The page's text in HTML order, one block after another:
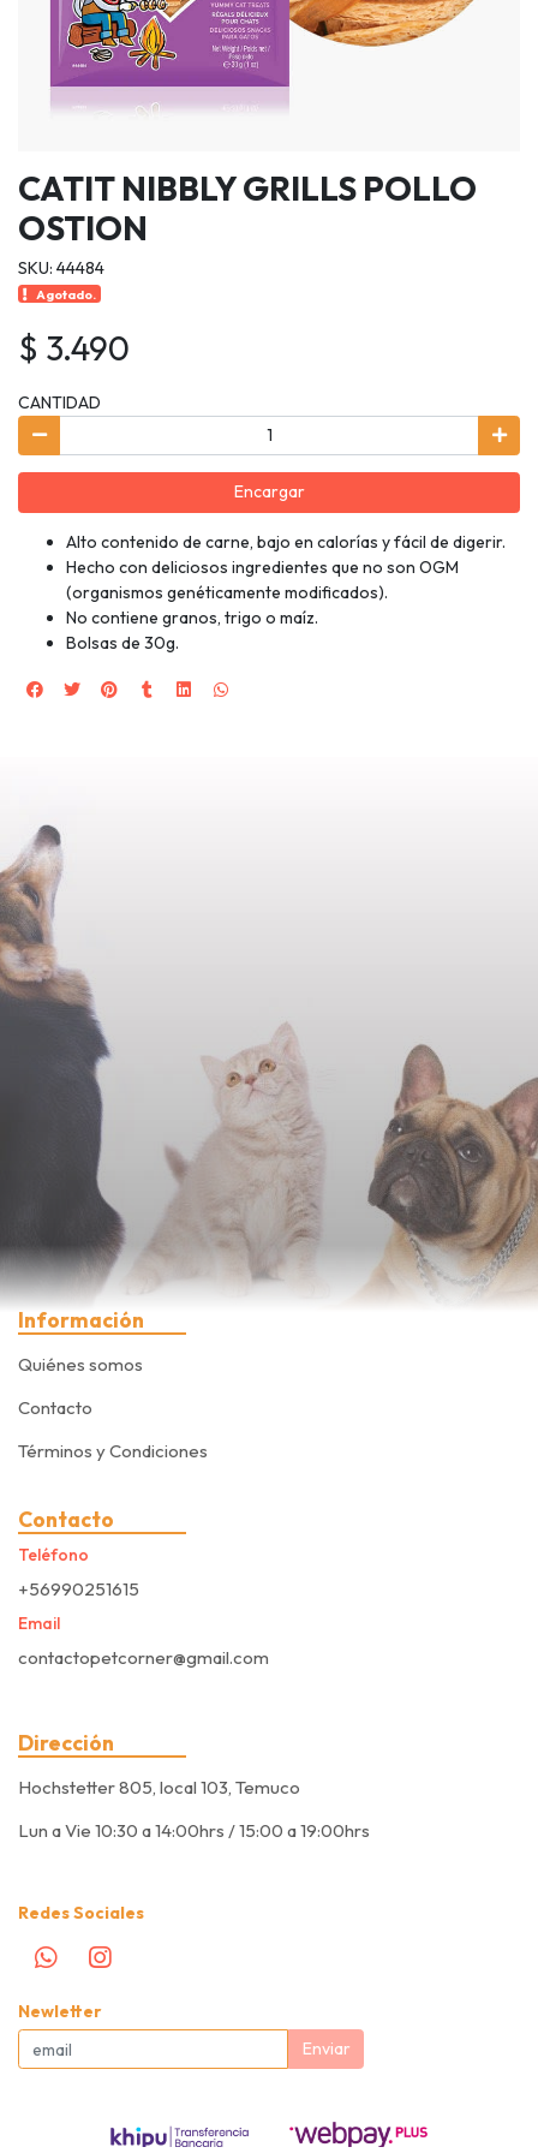
CATIT NIBBLY GRILLS POLLO
OSTION
SKU: 44484
Agotado.
$ 3.490
CANTIDAD
Encargar
Alto contenido de carne, bajo en calorías y fácil de digerir.
Hecho con deliciosos ingredientes que no son OGM
(organismos genéticamente modificados).
No contiene granos, trigo o maíz.
Bolsas de 30g.
Información
Quiénes somos
Contacto
Términos y Condiciones
Contacto
Teléfono
+56990251615
Email
contactopetcorner@gmail.com
Dirección
Hochstetter 805, local 103, Temuco
Lun a Vie 10:30 a 14:00hrs / 15:00 a 19:00hrs
Redes Sociales
Newletter
Enviar